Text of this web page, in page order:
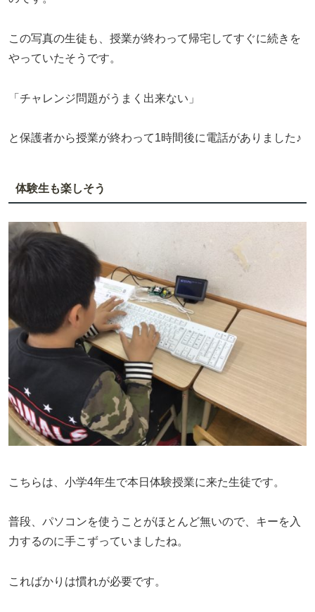
この写真の生徒も、授業が終わって帰宅してすぐに続きを
やっていたそうです。
「チャレンジ問題がうまく出来ない」
と保護者から授業が終わって1時間後に電話がありました♪
体験生も楽しそう
こちらは、小学4年生で本日体験授業に来た生徒です。
普段、パソコンを使うことがほとんど無いので、キーを入
力するのに手こずっていましたね。
こればかりは慣れが必要です。